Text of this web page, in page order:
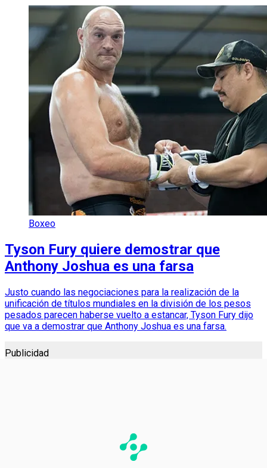
Boxeo
Tyson Fury quiere demostrar que
Anthony Joshua es una farsa
Justo cuando las negociaciones para la realización de la
unificación de títulos mundiales en la división de los pesos
pesados parecen haberse vuelto a estancar, Tyson Fury dijo
que va a demostrar que Anthony Joshua es una farsa.
Publicidad